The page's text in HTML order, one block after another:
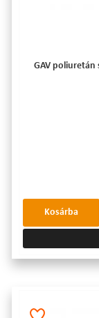
GAV poliuretán
Kosárba